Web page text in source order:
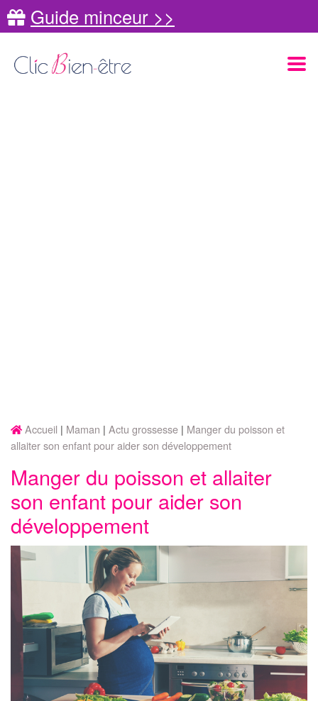
Guide minceur >>
Accueil Maman Actu grossesse
Manger du poisson et
allaiter son enfant pour aider son développement
Manger du poisson et allaiter
son enfant pour aider son
développement